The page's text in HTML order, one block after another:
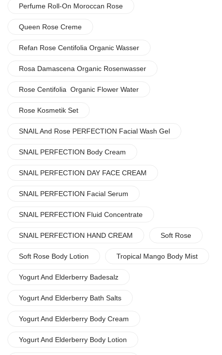
Perfume Roll-On Moroccan Rose
Queen Rose Creme
Refan Rose Centifolia Organic Wasser
Rosa Damascena Organic Rosenwasser
Rose Centifolia Organic Flower Water
Rose Kosmetik Set
SNAIL And Rose PERFECTION Facial Wash Gel
SNAIL PERFECTION Body Cream
SNAIL PERFECTION DAY FACE CREAM
SNAIL PERFECTION Facial Serum
SNAIL PERFECTION Fluid Concentrate
SNAIL PERFECTION HAND CREAM Soft Rose
Soft Rose Body Lotion Tropical Mango Body Mist
Yogurt And Elderberry Badesalz
Yogurt And Elderberry Bath Salts
Yogurt And Elderberry Body Cream
Yogurt And Elderberry Body Lotion